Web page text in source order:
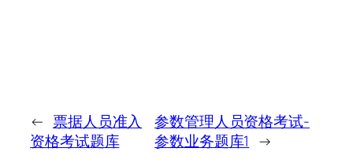
← 票据人员准入
资格考试题库
参数管理人员资格考试-
参数业务题库1 →